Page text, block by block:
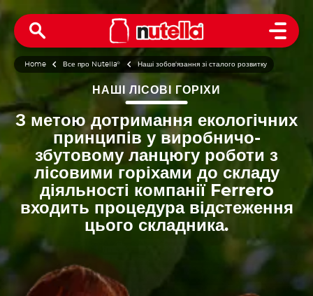
Open
Home Все про Nutella® Наші зобов'язання зі сталого розвитку
НАШІ ЛІСОВІ ГОРІХИ
З метою дотримання екологічних
принципів у виробничо-
збутовому ланцюгу роботи з
лісовими горіхами до складу
діяльності компанії Ferrero
входить процедура відстеження
цього складника.